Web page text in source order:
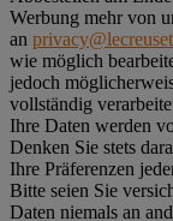
Werbung mehr von
an
wie möglich
jedoch
vollständig
Ihre Daten werden
Denken Sie stets
Ihre Präferenzen
Bitte seien Sie
Daten niemals an